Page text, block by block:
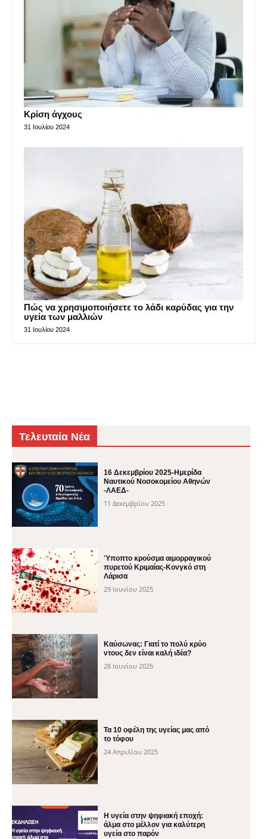
Κρίση άγχους
31 Ιουλίου 2024
Πώς να χρησιμοποιήσετε το λάδι καρύδας για την
υγεία των μαλλιών
31 Ιουλίου 2024
Τελευταία Νέα
16 Δεκεμβρίου 2025-Ημερίδα
Ναυτικού Νοσοκομείου Αθηνών
-ΛΑΕΔ-
11 Δεκεμβρίου 2025
Ύποπτο κρούσμα αιμορραγικού
πυρετού Κριμαίας-Κονγκό στη
Λάρισα
29 Ιουνίου 2025
Καύσωνας: Γιατί το πολύ κρύο
ντους δεν είναι καλή ιδέα?
28 Ιουνίου 2025
Τα 10 οφέλη της υγείας μας από
το τόφου
24 Απριλίου 2025
H υγεία στην ψηφιακή εποχή:
άλμα στο μέλλον για καλύτερη
υγεία στο παρόν